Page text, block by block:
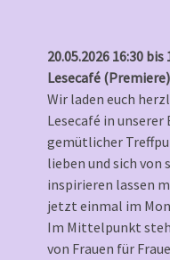
20.05.2026 16:30 bis
Lesecafé (Premiere)
Wir laden euch
Lesecafé in
gemütlicher
lieben und sich
inspirieren lassen
jetzt einmal im
Im Mittelpunkt
von Frauen für